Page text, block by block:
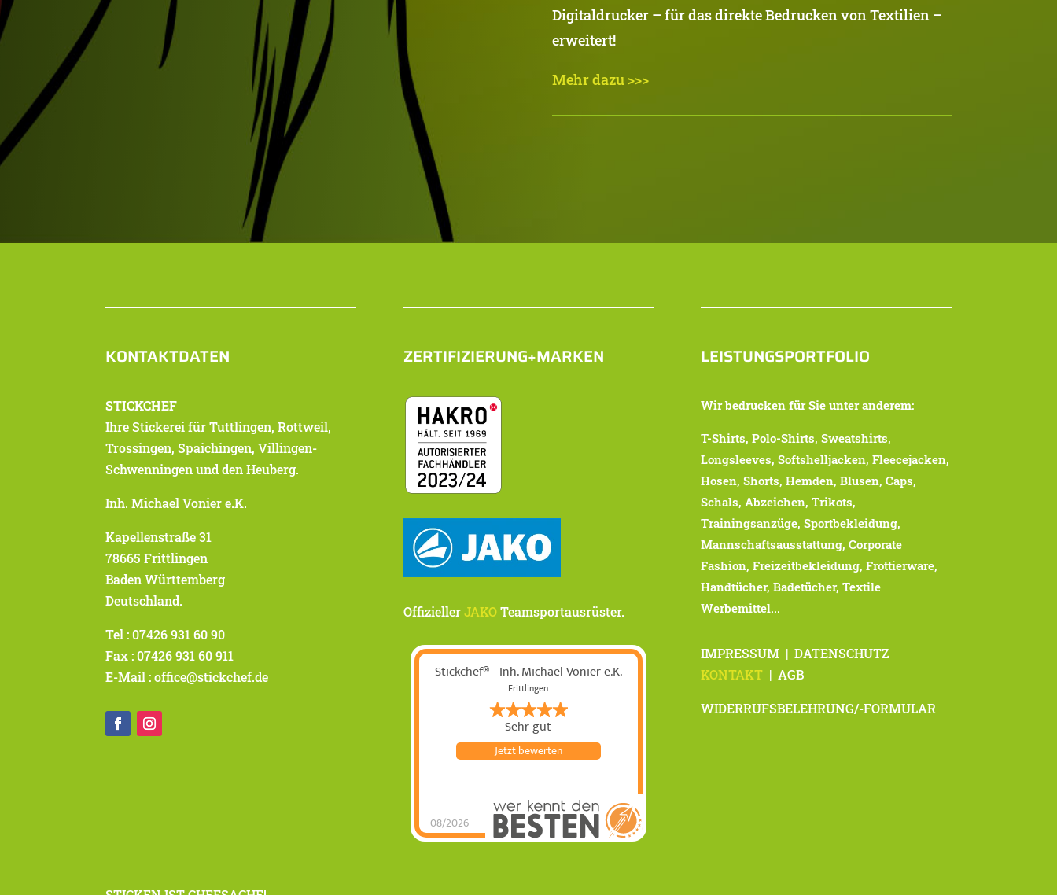
Digitaldrucker – für das direkte Bedrucken von Textilien –
erweitert!
Mehr dazu >>>
KONTAKTDATEN
STICKCHEF
Ihre Stickerei für Tuttlingen, Rottweil,
Trossingen, Spaichingen, Villingen-
Schwenningen und den Heuberg.
Inh. Michael Vonier e.K.
Kapellenstraße 31
78665 Frittlingen
Baden Württemberg
Deutschland.
Tel : 07426 931 60 90
Fax : 07426 931 60 911
E-Mail : office@stickchef.de
ZERTIFIZIERUNG+MARKEN
OffiziellerJAKOTeamsportausrüster.
Stickchef® - Inh. Michael Vonier e.K.
Frittlingen
Sehr gut
08/2026
Jetzt bewerten
Stickchef® - Inh.
Michael Vonier e.K.
LEISTUNGSPORTFOLIO
Wir bedrucken für Sie unter anderem:
T-Shirts, Polo-Shirts, Sweatshirts,
Longsleeves, Softshelljacken, Fleecejacken,
Hosen, Shorts, Hemden, Blusen, Caps,
Schals, Abzeichen, Trikots,
Trainingsanzüge, Sportbekleidung,
Mannschaftsausstattung, Corporate
Fashion, Freizeitbekleidung, Frottierware,
Handtücher, Badetücher, Textile
Werbemittel...
IMPRESSUM| DATENSCHUTZ
KONTAKT|AGB
WIDERRUFSBELEHRUNG/-FORMULAR